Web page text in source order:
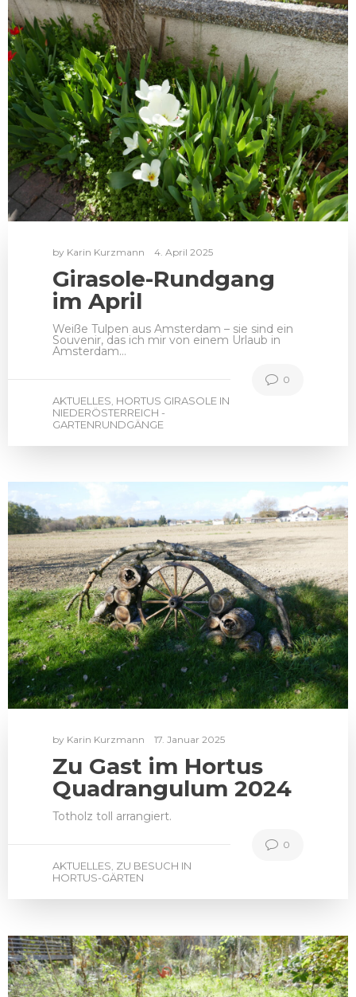
by Karin Kurzmann 4. April 2025
Girasole-Rundgang
im April
Weiße Tulpen aus Amsterdam – sie sind ein
Souvenir, das ich mir von einem Urlaub in
Amsterdam…
AKTUELLES, HORTUS GIRASOLE IN
NIEDERÖSTERREICH -
GARTENRUNDGÄNGE
0
by Karin Kurzmann 17. Januar 2025
Zu Gast im Hortus
Quadrangulum 2024
Totholz toll arrangiert.
AKTUELLES, ZU BESUCH IN
HORTUS-GÄRTEN
0